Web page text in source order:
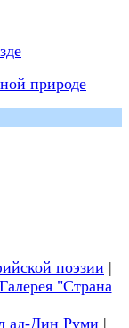
природе
поэзии |
Галерея "Страна
ад-Дин Руми |